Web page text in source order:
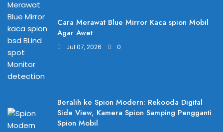
Cara Merawat Blue Mirror Kaca spion Mobil
Agar Awet
Jul 07, 2026 0
Beralih ke Spion Modern: Rekooda Digital
Side View, Kamera Spion Samping Pengganti
Spion Mobil